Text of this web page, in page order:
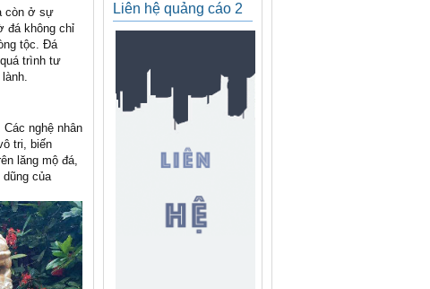
còn ở sự
đá không chỉ
tộc. Đá
trình tư
nghệ nhân
tri, biến
lăng mộ đá,
của
Liên hệ quảng cáo 2